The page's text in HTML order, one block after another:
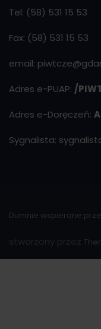
Tel: (58) 531 15 53
Fax: (58) 531 15 53
email:
Adres e-PUAP: /
Adres e-Doręczeń:
Sygnalista:
Dumnie wspierane